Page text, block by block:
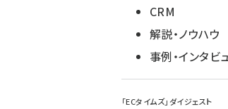
CRM
解説・ノウハウ
事例・インタビ
「ECタイムズ」ダイジェスト